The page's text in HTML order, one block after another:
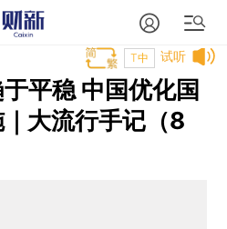
试听
T中
平稳 中国优化国
大流行手记（8